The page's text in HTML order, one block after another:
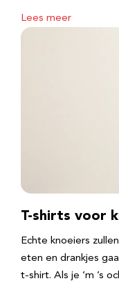
Lees meer
T-shirts voor
Echte knoeiers
eten en drankjes
t-shirt. Als je ‘m ’s